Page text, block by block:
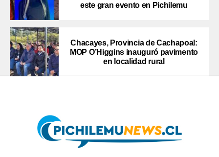
este gran evento en Pichilemu
Chacayes, Provincia de Cachapoal:
MOP O’Higgins inauguró pavimento
en localidad rural